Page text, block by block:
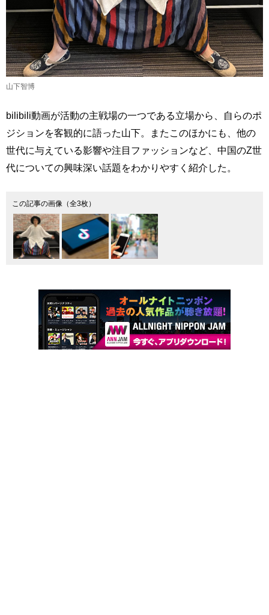
山下智博
bilibili動画が活動の主戦場の一つである立場から、自らのポ
ジションを客観的に語った山下。またこのほかにも、他の
世代に与えている影響や注目ファッションなど、中国のZ世
代についての興味深い話題をわかりやすく紹介した。
この記事の画像（全3枚）